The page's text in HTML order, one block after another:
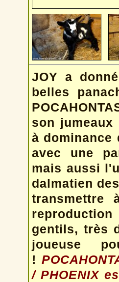
JOY a
belles
son jumeaux
à dominance
avec une
mais aussi
dalmatien
transmettre
gentils, très
joueuse
!
/ PHOENIX